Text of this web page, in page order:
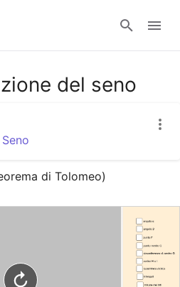
Accedi
del seno
Seno
di Tolomeo)